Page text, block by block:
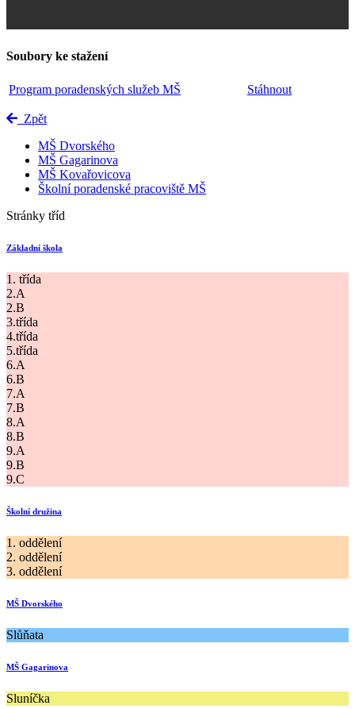
Soubory ke stažení
Program poradenských služeb MŠ Stáhnout
Zpět
MŠ Dvorského
MŠ Gagarinova
MŠ Kovařovicova
Školní poradenské pracoviště MŠ
Stránky tříd
Základní škola
1. třída
2.A
2.B
3.třída
4.třída
5.třída
6.A
6.B
7.A
7.B
8.A
8.B
9.A
9.B
9.C
Školní družina
1. oddělení
2. oddělení
3. oddělení
MŠ Dvorského
Slůňata
MŠ Gagarinova
Sluníčka